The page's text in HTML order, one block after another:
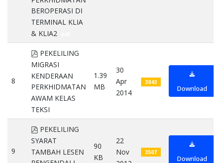
BEROPERASI DI
TERMINAL KLIA
& KLIA2
8
pdf
PEKELILING
MIGRASI
KENDERAAN
PERKHIDMATAN
AWAM KELAS
TEKSI
1.39
MB
30
Apr
2014
3843
Download
9
pdf
PEKELILING
SYARAT
TAMBAH LESEN
90
KB
22
Nov
3507
Download